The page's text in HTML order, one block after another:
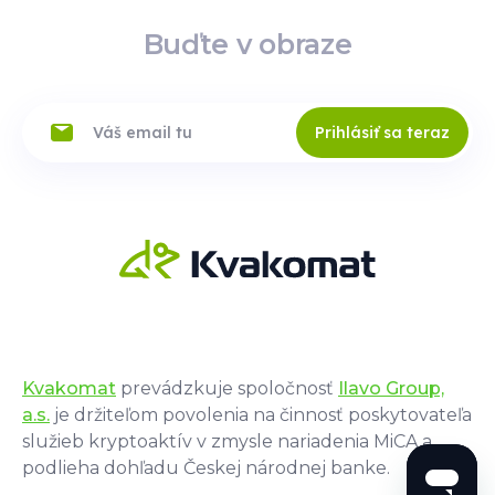
Buďte v obraze
Prihlásiť sa teraz
Kvakomat prevádzkuje spoločnosť Ilavo Group,
a.s. je držiteľom povolenia na činnosť poskytovateľa
služieb kryptoaktív v zmysle nariadenia MiCA a
podlieha dohľadu Českej národnej banke.